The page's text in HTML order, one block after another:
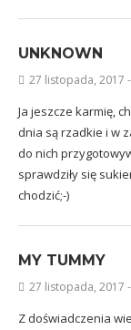
UNKNOWN
27 listopada, 2017
Ja jeszcze karmię,
dnia są rzadkie i w
do nich
sprawdziły się
chodzić;-)
MY TUMMY
27 listopada, 2017
Z doświadczenia